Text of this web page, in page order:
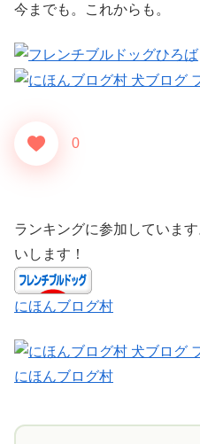
今までも。これからも。
0
ランキングに参加していま
いします！
にほんブログ村
にほんブログ村